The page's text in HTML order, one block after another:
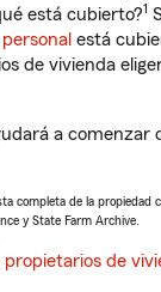
está cubierto?1
está
de vivienda
a
completa de la propiedad
y State Farm Archive.
de